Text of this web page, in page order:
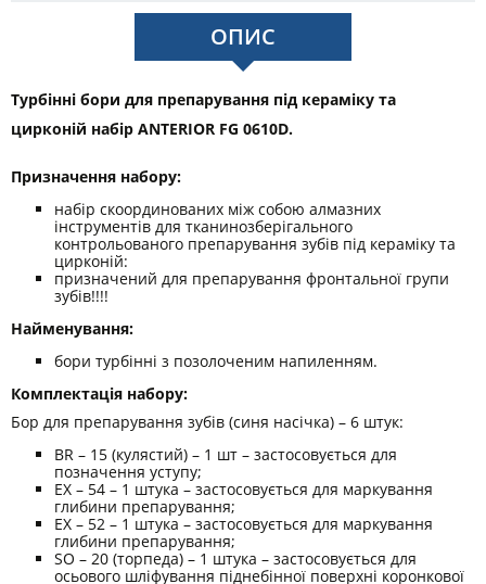
ОПИС
Турбінні бори для препарування під кераміку та
цирконій набір ANTERIOR FG 0610D.
Призначення набору:
набір скоординованих між собою алмазних
інструментів для тканинозберігального
контрольованого препарування зубів під кераміку та
цирконій:
призначений для препарування фронтальної групи
зубів!!!!
Найменування:
бори турбінні з позолоченим напиленням.
Комплектація набору:
Бор для препарування зубів (синя насічка) – 6 штук:
BR – 15 (кулястий) – 1 шт – застосовується для
позначення уступу;
EX – 54 – 1 штука – застосовується для маркування
глибини препарування;
EX – 52 – 1 штука – застосовується для маркування
глибини препарування;
SO – 20 (торпеда) – 1 штука – застосовується для
осьового шліфування піднебінної поверхні коронкової